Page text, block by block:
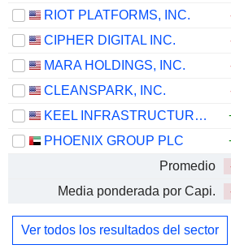
RIOT PLATFORMS, INC.
CIPHER DIGITAL INC.
MARA HOLDINGS, INC.
CLEANSPARK, INC.
KEEL INFRASTRUCTURE CORP.
PHOENIX GROUP PLC
Promedio
Media ponderada por Capi.
Ver todos los resultados del sector